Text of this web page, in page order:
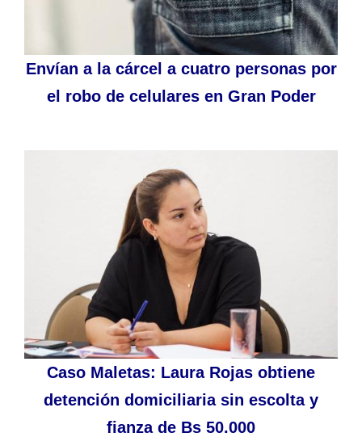
Envían a la cárcel a cuatro personas por
el robo de celulares en Gran Poder
Caso Maletas: Laura Rojas obtiene
detención domiciliaria sin escolta y
fianza de Bs 50.000